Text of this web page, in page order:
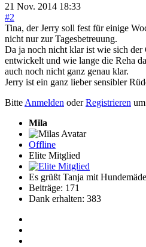
21 Nov. 2014 18:33
#2
Tina, der Jerry soll fest für einige
nicht nur zur Tagesbetreuung.
Da ja noch nicht klar ist wie sich der
entwickelt und wie lange die Reha
auch noch nicht ganz genau klar.
Jerry ist ein ganz lieber sensibler
Bitte Anmelden oderRegistrieren
Mila
Offline
Elite Mitglied
Es grüßt Tanja mit
Beiträge: 171
Dank erhalten: 383